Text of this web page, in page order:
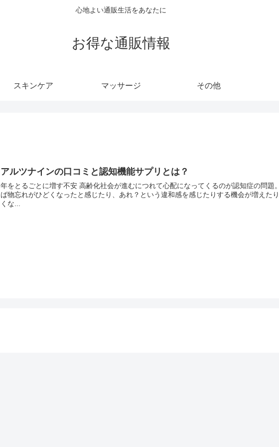
心地よい通販生活をあなたに
お得な通販情報
スキンケア マッサージ その他
アルツナインの口コミと認知機能サプリとは？
年をとるごとに増す不安 高齢化社会が進むにつれて心配になってくるのが認知症の問題
ば物忘れがひどくなったと感じたり、あれ？という違和感を感じたりする機会が増えた
くな...